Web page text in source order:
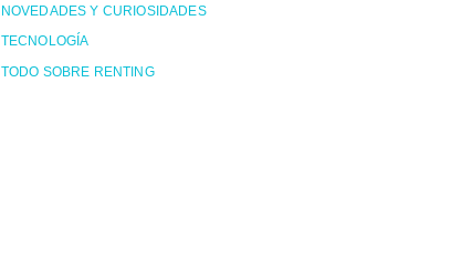
NOVEDADES Y CURIOSIDADES
TECNOLOGÍA
TODO SOBRE RENTING